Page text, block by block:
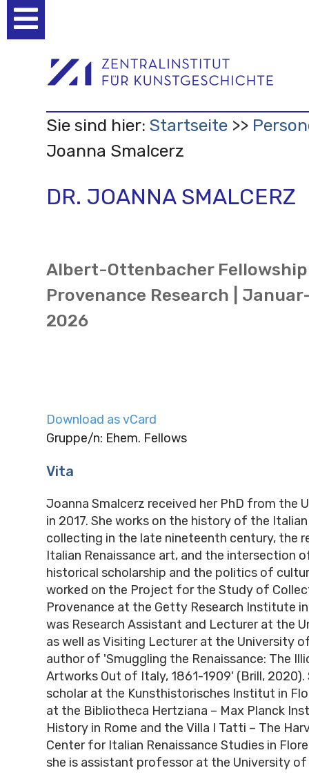
Werkzeuge
Sie sind hier: Startseite
Joanna Smalcerz
DR. JOANNA SMALCERZ
Albert-Ottenbacher
Provenance Research |
2026
Download as vCard
Gruppe/n: Ehem. Fellows
Vita
Joanna Smalcerz received her PhD from the
in 2017. She works on the history of the
collecting in the late nineteenth century, the
Italian Renaissance art, and the intersection
historical scholarship and the politics of
worked on the Project for the Study of
Provenance at the Getty Research Institute
was Research Assistant and Lecturer at the
as well as Visiting Lecturer at the University
author of 'Smuggling the Renaissance: The
Artworks Out of Italy, 1861-1909' (Brill, 2020).
scholar at the Kunsthistorisches Institut in
at the Bibliotheca Hertziana – Max Planck
History in Rome and the Villa I Tatti – The
Center for Italian Renaissance Studies in
she is assistant professor at the University of